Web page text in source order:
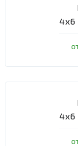
4х6
4х6